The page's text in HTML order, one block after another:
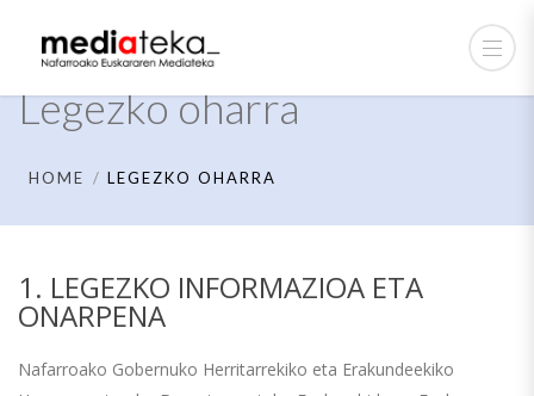
Legezko oharra
HOME LEGEZKO OHARRA
1. LEGEZKO INFORMAZIOA ETA
ONARPENA
Nafarroako Gobernuko Herritarrekiko eta Erakundeekiko